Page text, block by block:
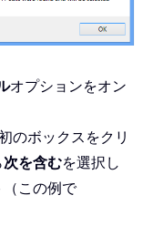
オプションをオン
のボックスをクリ
次を含むを選択し
この例で